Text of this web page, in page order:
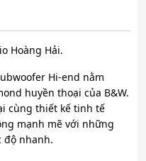
Hoàng Hải.
Hi-end nằm
huyền thoại của B&W.
cùng thiết kế tinh tế
mạnh mẽ với những
độ nhanh.